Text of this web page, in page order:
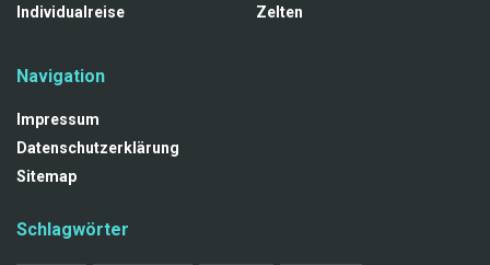
Individualreise
Zelten
Navigation
Impressum
Datenschutzerklärung
Sitemap
Schlagwörter